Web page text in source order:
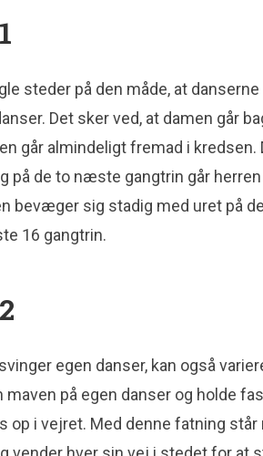
steder på den måde, at
Det sker ved, at damen går
går almindeligt fremad i kredsen.
på de to næste gangtrin går
bevæger sig stadig med uret på
16 gangtrin.
egen danser, kan også
maven på egen danser og holde
op i vejret. Med denne fatning